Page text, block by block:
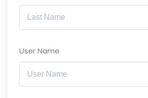
User Name